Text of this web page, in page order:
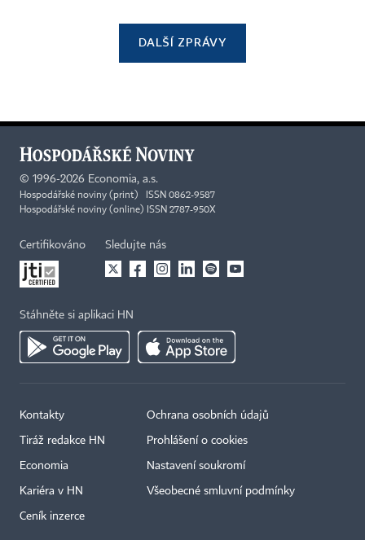
DALŠÍ ZPRÁVY
© 1996-2026 Economia, a.s.
Hospodářské noviny (print) ISSN 0862-9587
Hospodářské noviny (online) ISSN 2787-950X
Certifikováno Sledujte nás
Stáhněte si aplikaci HN
Kontakty
Tiráž redakce HN
Economia
Kariéra v HN
Ceník inzerce
Ochrana osobních údajů
Prohlášení o cookies
Nastavení soukromí
Všeobecné smluvní podmínky